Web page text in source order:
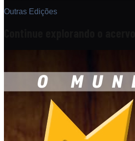
Outras Edições